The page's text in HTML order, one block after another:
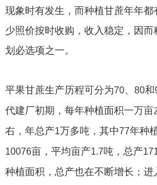
现象时有发生，而种植甘蔗年年
少照价按时收购，收入稳定，因
划必选项之一。
平果甘蔗生产历程可分为70、 80和
代建厂初期，每年种植面积一万亩
右，年总产1万多吨，其中77年种
10076亩，平均亩产1.7吨，总产
种植面积，总产也在不断增长；进